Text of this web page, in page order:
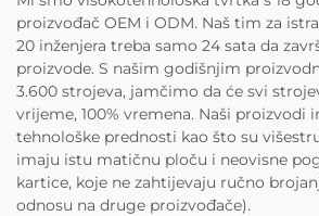
proizvođač OEM i ODM. Naš tim za
20 inženjera treba samo 24 sata da
proizvode. S našim godišnjim
3.600 strojeva, jamčimo da će svi
vrijeme, 100% vremena. Naši proizvodi
tehnološke prednosti kao što su
imaju istu matičnu ploču i neovisne
kartice, koje ne zahtijevaju ručno
odnosu na druge proizvođače).